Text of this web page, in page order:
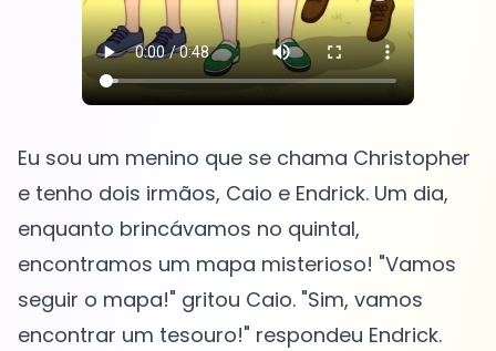
Eu sou um menino que se chama Christopher
e tenho dois irmãos, Caio e Endrick. Um dia,
enquanto brincávamos no quintal,
encontramos um mapa misterioso! "Vamos
seguir o mapa!" gritou Caio. "Sim, vamos
encontrar um tesouro!" respondeu Endrick.